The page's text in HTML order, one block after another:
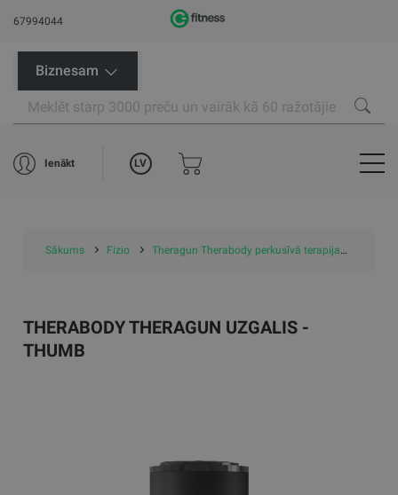
67994044
Biznesam
Ienākt LV
Sākums Fizio Theragun Therabody perkusīvā terapija
THERABODY THERAGUN UZGALIS -
THUMB